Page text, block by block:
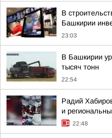
В
Башкирии
23:03
В Башкирии
тысяч тонн
22:54
Радий
и
22:48